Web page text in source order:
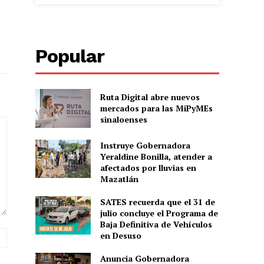
Popular
Ruta Digital abre nuevos
mercados para las MiPyMEs
sinaloenses
Instruye Gobernadora
Yeraldine Bonilla, atender a
afectados por lluvias en
Mazatlán
SATES recuerda que el 31 de
julio concluye el Programa de
Baja Definitiva de Vehículos
en Desuso
Anuncia Gobernadora